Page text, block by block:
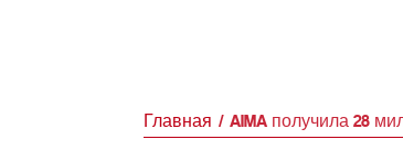
Главная AIMA получила 28